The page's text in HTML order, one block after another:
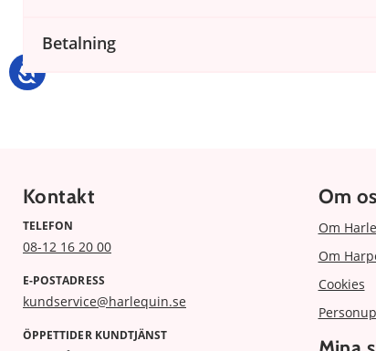
Betalning
Kontakt
TELEFON
08-12 16 20 00
E-POSTADRESS
kundservice@harlequin.se
ÖPPETTIDER KUNDTJÄNST
Om
Om
Om
Cookies